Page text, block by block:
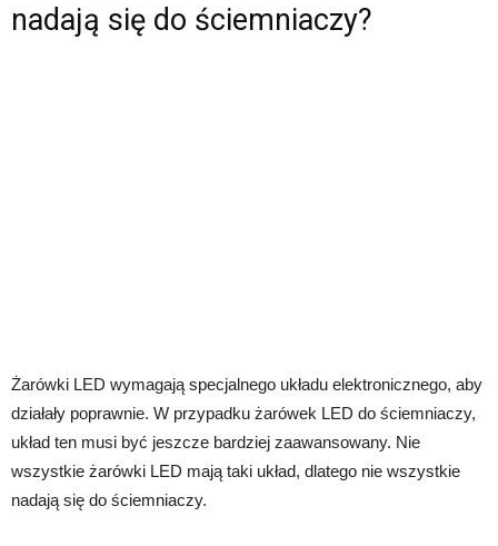
nadają się do ściemniaczy?
Żarówki LED wymagają specjalnego układu elektronicznego, aby
działały poprawnie. W przypadku żarówek LED do ściemniaczy,
układ ten musi być jeszcze bardziej zaawansowany. Nie
wszystkie żarówki LED mają taki układ, dlatego nie wszystkie
nadają się do ściemniaczy.